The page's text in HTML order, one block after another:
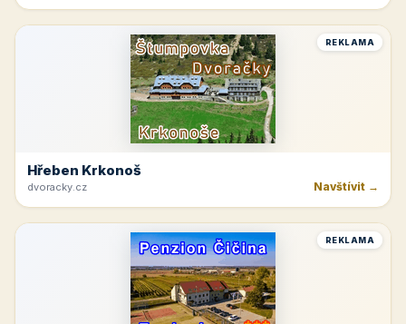
REKLAMA
Hřeben Krkonoš
dvoracky.cz Navštívit →
REKLAMA